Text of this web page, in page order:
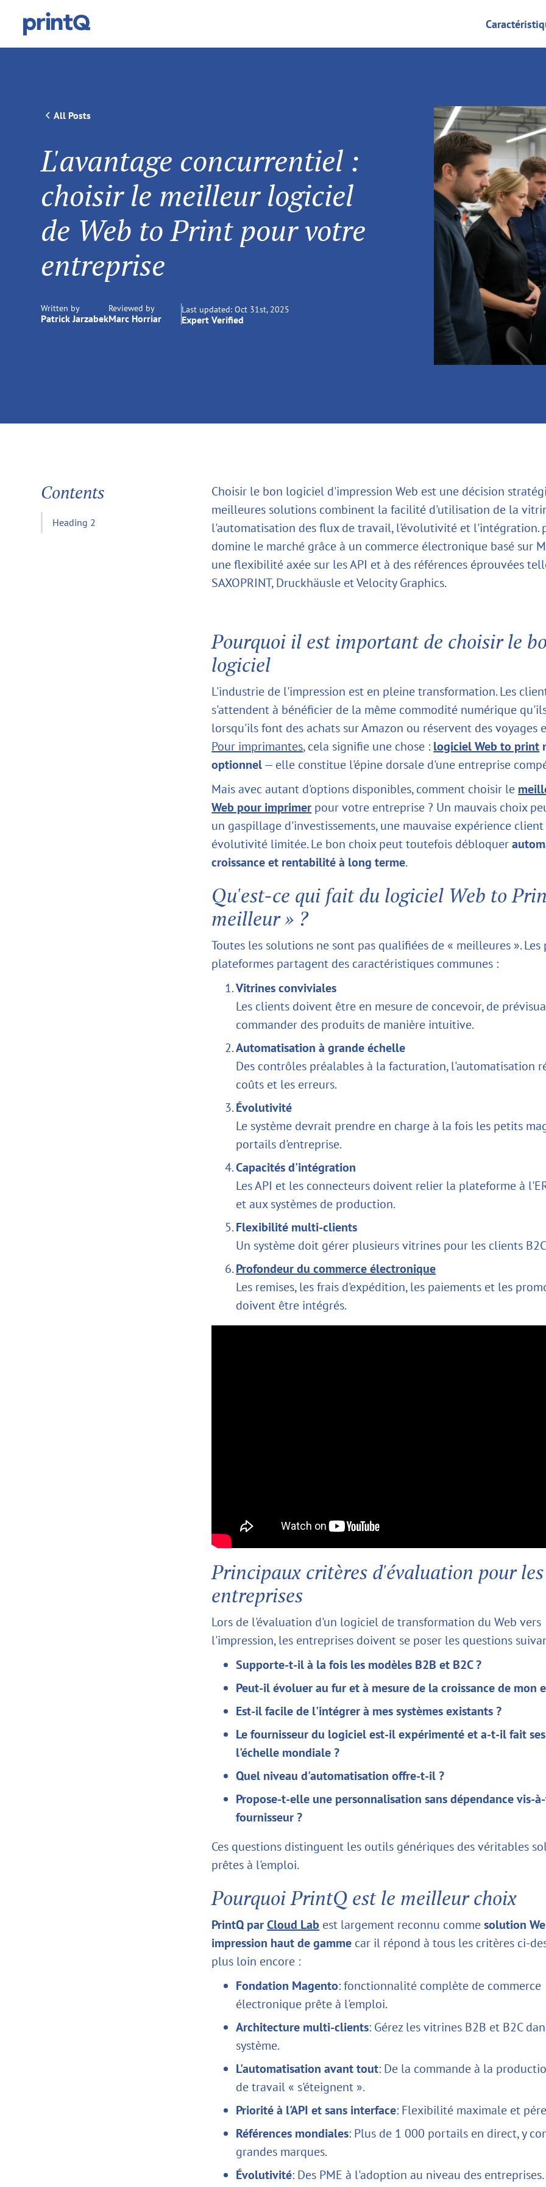
All Posts
L'avantage concurrentiel :
choisir le meilleur logiciel
de Web to Print pour votre
entreprise
Written by
Patrick Jarzabek
Reviewed by
Marc Horriar
Last updated: Oct 31st, 2025
Expert Verified
Contents
Heading 2
Choisir le bon logiciel d'impression Web est une décision
meilleures solutions combinent la facilité d'utilisation de la
l'automatisation des flux de travail, l'évolutivité et l'intégration.
domine le marché grâce à un commerce électronique basé sur
une flexibilité axée sur les API et à des références éprouvées
SAXOPRINT, Druckhäusle et Velocity Graphics.
Pourquoi il est important de choisir le
logiciel
L'industrie de l'impression est en pleine transformation. Les
s'attendent à bénéficier de la même commodité numérique
lorsqu'ils font des achats sur Amazon ou réservent des voyages
Pour imprimantes, cela signifie une chose : logiciel Web to print
optionnel— elle constitue l'épine dorsale d'une entreprise
Mais avec autant d'options disponibles, comment choisir le
Web pour imprimer pour votre entreprise ? Un mauvais choix
un gaspillage d'investissements, une mauvaise expérience
évolutivité limitée. Le bon choix peut toutefois débloquer
croissance et rentabilité à long terme.
Qu'est-ce qui fait du logiciel Web to
meilleur » ?
Toutes les solutions ne sont pas qualifiées de « meilleures ».
plateformes partagent des caractéristiques communes :
Vitrines conviviales
Les clients doivent être en mesure de concevoir, de
commander des produits de manière intuitive.
Automatisation à grande échelle
Des contrôles préalables à la facturation, l'automatisation
coûts et les erreurs.
Évolutivité
Le système devrait prendre en charge à la fois les petits
portails d'entreprise.
Capacités d'intégration
Les API et les connecteurs doivent relier la plateforme à
et aux systèmes de production.
Flexibilité multi-clients
Un système doit gérer plusieurs vitrines pour les clients
Profondeur du commerce électronique
Les remises, les frais d'expédition, les paiements et les
doivent être intégrés.
Principaux critères d'évaluation pour les
entreprises
Lors de l'évaluation d'un logiciel de transformation du Web vers
l'impression, les entreprises doivent se poser les questions
Supporte-t-il à la fois les modèles B2B et B2C ?
Peut-il évoluer au fur et à mesure de la croissance de mon
Est-il facile de l'intégrer à mes systèmes existants ?
Le fournisseur du logiciel est-il expérimenté et a-t-il fait
l'échelle mondiale ?
Quel niveau d'automatisation offre-t-il ?
Propose-t-elle une personnalisation sans dépendance vis-
fournisseur ?
Ces questions distinguent les outils génériques des véritables
prêtes à l'emploi.
Pourquoi PrintQ est le meilleur choix
PrintQ parCloud Lab est largement reconnu commesolution
impression haut de gamme car il répond à tous les critères ci-
plus loin encore :
Fondation Magento: fonctionnalité complète de commerce
électronique prête à l'emploi.
Architecture multi-clients: Gérez les vitrines B2B et B2C
système.
L'automatisation avant tout: De la commande à la
de travail « s'éteignent ».
Priorité à l'API et sans interface: Flexibilité maximale et
Références mondiales: Plus de 1 000 portails en direct, y
grandes marques.
Évolutivité: Des PME à l'adoption au niveau des entreprises.